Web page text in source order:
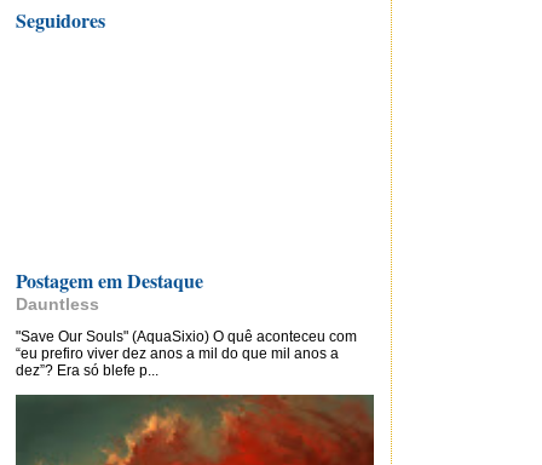
Seguidores
Postagem em Destaque
Dauntless
"Save Our Souls" (AquaSixio) O quê aconteceu com
“eu prefiro viver dez anos a mil do que mil anos a
dez”? Era só blefe p...